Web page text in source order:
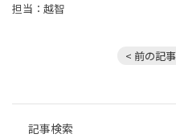
担当：越智
< 前の記
記事検索